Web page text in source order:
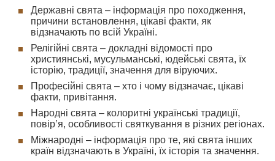
Державні свята – інформація про походження,
причини встановлення, цікаві факти, як
відзначають по всій Україні.
Релігійні свята – докладні відомості про
християнські, мусульманські, юдейські свята, їх
історію, традиції, значення для віруючих.
Професійні свята – хто і чому відзначає, цікаві
факти, привітання.
Народні свята – колоритні українські традиції,
повір’я, особливості святкування в різних регіонах.
Міжнародні – інформація про те, які свята інших
країн відзначають в Україні, їх історія та значення.